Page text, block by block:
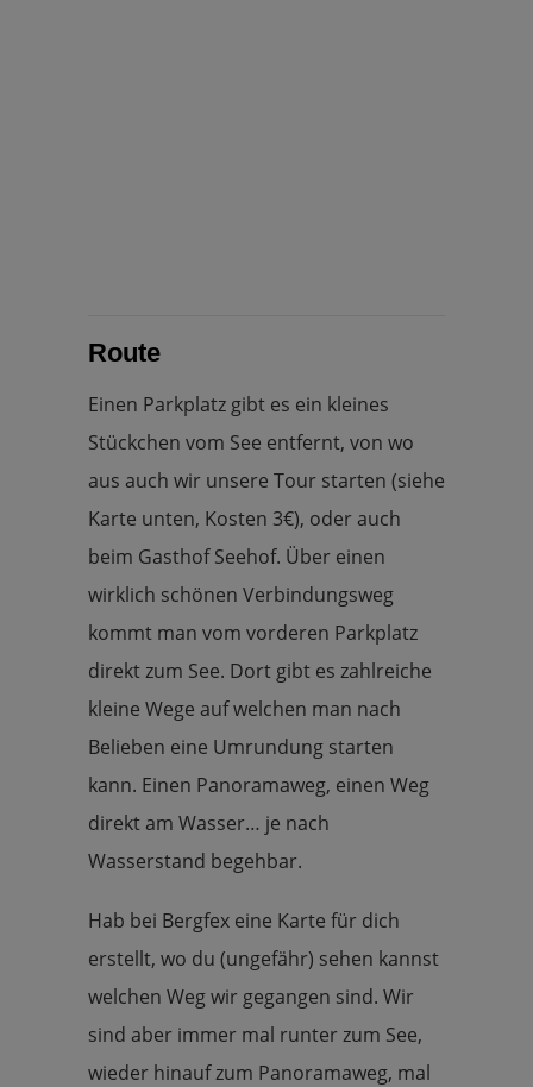
Route
Einen Parkplatz gibt es ein kleines
Stückchen vom See entfernt, von wo
aus auch wir unsere Tour starten (siehe
Karte unten, Kosten 3€), oder auch
beim Gasthof Seehof. Über einen
wirklich schönen Verbindungsweg
kommt man vom vorderen Parkplatz
direkt zum See. Dort gibt es zahlreiche
kleine Wege auf welchen man nach
Belieben eine Umrundung starten
kann. Einen Panoramaweg, einen Weg
direkt am Wasser… je nach
Wasserstand begehbar.
Hab bei Bergfex eine Karte für dich
erstellt, wo du (ungefähr) sehen kannst
welchen Weg wir gegangen sind. Wir
sind aber immer mal runter zum See,
wieder hinauf zum Panoramaweg, mal